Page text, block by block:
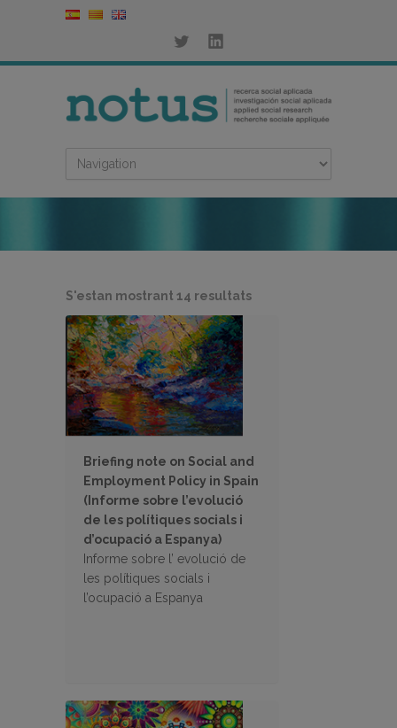
S'estan mostrant 14 resultatsOrdenat
Briefing note on Social and
Employment Policy in Spain
(Informe sobre l’evolució
de les polítiques socials i
d’ocupació a Espanya)
Informe sobre l’ evolució de
les polítiques socials i
l’ocupació a Espanya